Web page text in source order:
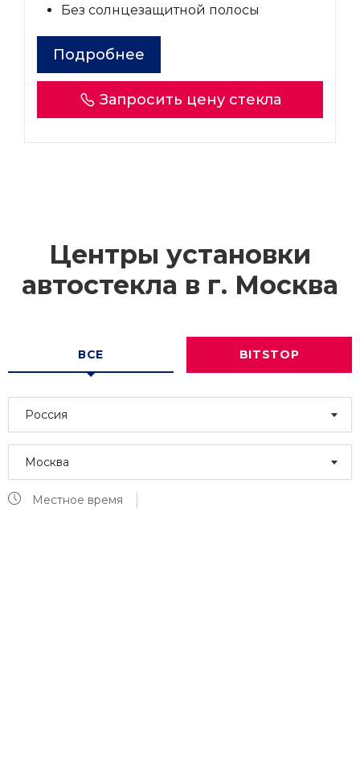
Без солнцезащитной полосы
Подробнее
Запросить цену стекла
Центры установки
автостекла в г. Москва
ВСЕ BITSTOP
Россия
Москва
Местное время